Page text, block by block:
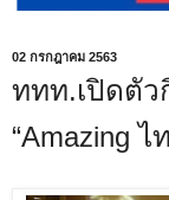
02 กรกฎาคม 2563
ททท.เปิดตัว
“Amazing ไ